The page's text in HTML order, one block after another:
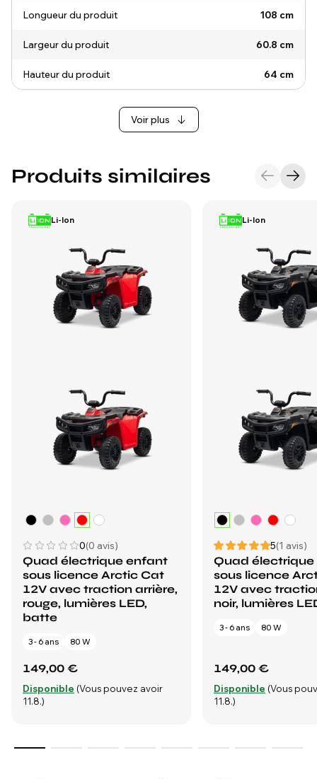
Longueur du produit 108 cm
Largeur du produit 60.8 cm
Hauteur du produit 64 cm
Voir plus
Produits similaires
Li-Ion
0(0 avis)
Quad électrique enfant
sous licence Arctic Cat
12V avec traction arrière,
rouge, lumières LED,
batte
3 - 6 ans 80 W
149,00 €
Disponible (Vous pouvez avoir
11.8.)
Li-Ion
5(1 avis)
Quad
sous licence
12V avec
noir, lumières
3 - 6 ans 80 W
149,00 €
Disponible (Vous
11.8.)